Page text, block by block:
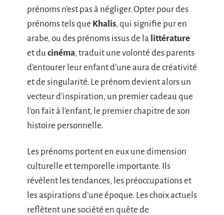
prénoms n’est pas à négliger. Opter pour des
prénoms tels que Khalis, qui signifie pur en
arabe, ou des prénoms issus de la littérature
et ducinéma, traduit une volonté des parents
d’entourer leur enfant d’une aura de créativité
et de singularité. Le prénom devient alors un
vecteur d’inspiration, un premier cadeau que
l’on fait à l’enfant, le premier chapitre de son
histoire personnelle.
Les prénoms portent en eux une dimension
culturelle et temporelle importante. Ils
révèlent les tendances, les préoccupations et
les aspirations d’une époque. Les choix actuels
reflètent une société en quête de